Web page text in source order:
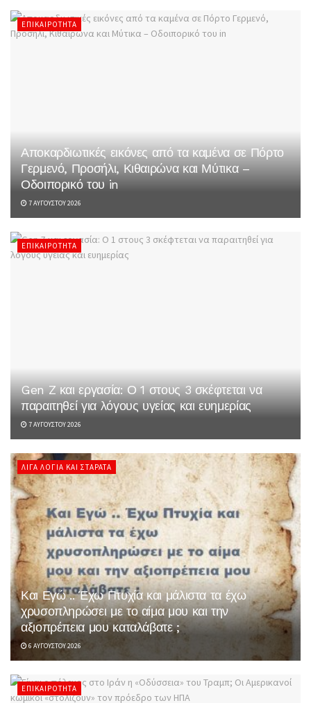
ΕΠΙΚΑΙΡΌΤΗΤΑ
Αποκαρδιωτικές εικόνες από τα καμένα σε Πόρτο
Γερμενό, Προσήλι, Κιθαιρώνα και Μύτικα –
Οδοιπορικό του in
7 ΑΥΓΟΎΣΤΟΥ 2026
ΕΠΙΚΑΙΡΌΤΗΤΑ
Gen Z και εργασία: Ο 1 στους 3 σκέφτεται να
παραιτηθεί για λόγους υγείας και ευημερίας
7 ΑΥΓΟΎΣΤΟΥ 2026
ΛΊΓΑ ΛΌΓΙΑ ΚΑΙ ΣΤΑΡΆΤΑ
Και Εγώ .. Έχω Πτυχία και μάλιστα τα έχω
χρυσοπληρώσει με το αίμα μου και την
αξιοπρέπεια μου καταλάβατε ;
6 ΑΥΓΟΎΣΤΟΥ 2026
ΕΠΙΚΑΙΡΌΤΗΤΑ